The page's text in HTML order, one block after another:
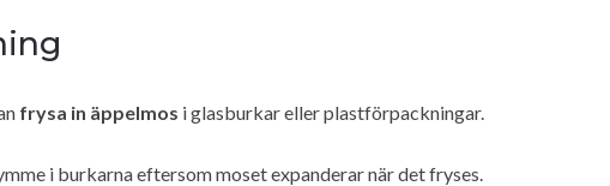
frysa in äppelmos i glasburkar eller plastförpackningar.
i burkarna eftersom moset expanderar när det fryses.